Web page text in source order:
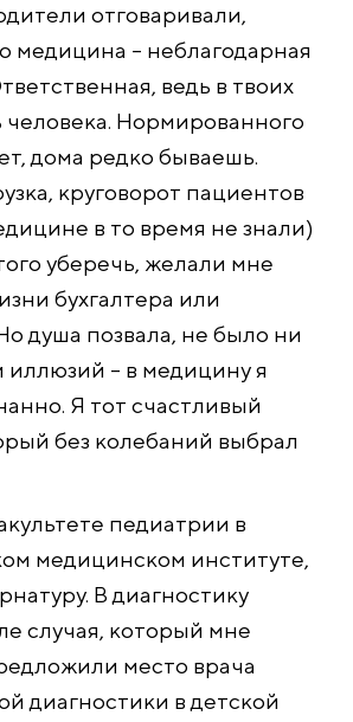
отговаривали,
медицина – неблагодарная
ведь в твоих
человека. Нормированного
дома редко бываешь.
круговорот пациентов
в то время не знали)
уберечь, желали мне
бухгалтера или
душа позвала, не было ни
– в медицину я
Я тот счастливый
без колебаний выбрал
педиатрии в
медицинском институте,
В диагностику
случая, который мне
место врача
диагностики в детской